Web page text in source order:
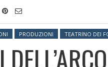
PRODUZIONI TEATRINO DEI